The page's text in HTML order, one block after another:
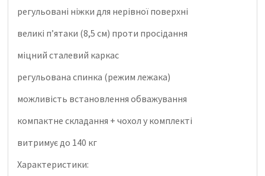
регульовані ніжки для нерівної поверхні
великі п’ятаки (8,5 см) проти просідання
міцний сталевий каркас
регульована спинка (режим лежака)
можливість встановлення обважування
компактне складання + чохол у комплекті
витримує до 140 кг
Характеристики: